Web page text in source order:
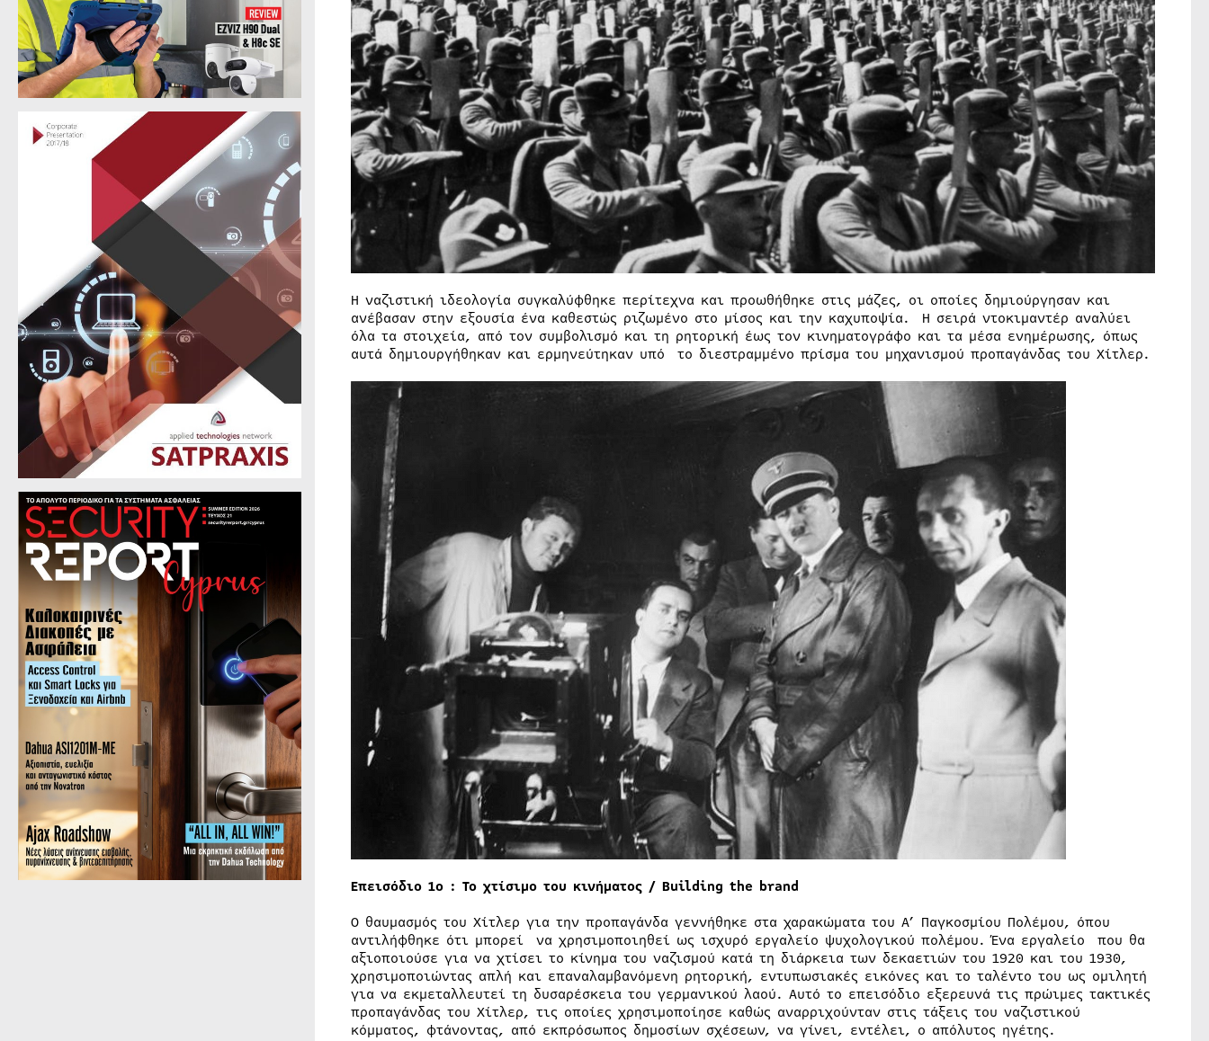
H ναζιστική ιδεολογία συγκαλύφθηκε περίτεχνα και προωθήθηκε στις μάζες, οι οποίες δημιούργησαν και
ανέβασαν στην εξουσία ένα καθεστώς ριζωμένο στο μίσος και την καχυποψία. Η σειρά ντοκιμαντέρ αναλύει
όλα τα στοιχεία, από τον συμβολισμό και τη ρητορική έως τον κινηματογράφο και τα μέσα ενημέρωσης, όπως
αυτά δημιουργήθηκαν και ερμηνεύτηκαν υπό το διεστραμμένο πρίσμα του μηχανισμού προπαγάνδας του Χίτλερ.
Επεισόδιο 1ο : Το χτίσιμο του κινήματος / Building the brand
Ο θαυμασμός του Χίτλερ για την προπαγάνδα γεννήθηκε στα χαρακώματα του Α’ Παγκοσμίου Πολέμου, όπου
αντιλήφθηκε ότι μπορεί να χρησιμοποιηθεί ως ισχυρό εργαλείο ψυχολογικού πολέμου. Ένα εργαλείο που θα
αξιοποιούσε για να χτίσει το κίνημα του ναζισμού κατά τη διάρκεια των δεκαετιών του 1920 και του 1930,
χρησιμοποιώντας απλή και επαναλαμβανόμενη ρητορική, εντυπωσιακές εικόνες και το ταλέντο του ως ομιλητή
για να εκμεταλλευτεί τη δυσαρέσκεια του γερμανικού λαού. Αυτό το επεισόδιο εξερευνά τις πρώιμες τακτικές
προπαγάνδας του Χίτλερ, τις οποίες χρησιμοποίησε καθώς αναρριχούνταν στις τάξεις του ναζιστικού
κόμματος, φτάνοντας, από εκπρόσωπος δημοσίων σχέσεων, να γίνει, εντέλει, ο απόλυτος ηγέτης.